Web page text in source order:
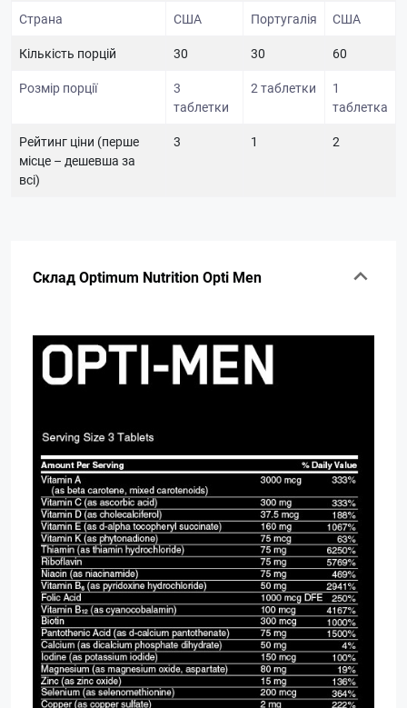
Страна
США Португалія
США
Кількість порцій
30 30
60
Розмір порції
3
таблетки
2 таблетки
1
таблетка
Рейтинг ціни (перше
місце – дешевша за
всі)
3 1 2
Склад Optimum Nutrition Opti Men